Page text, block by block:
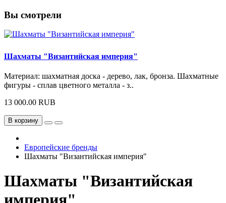
Вы смотрели
Шахматы "Византийская империя"
Материал: шахматная доска - дерево, лак, бронза. Шахматные
фигуры - сплав цветного металла - з..
13 000.00 RUB
В корзину
Европейские бренды
Шахматы "Византийская империя"
Шахматы "Византийская